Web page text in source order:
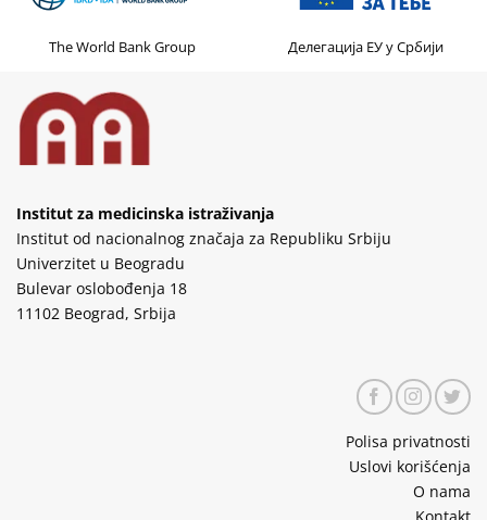
The World Bank Group Делегација ЕУ у Србији
Institut za medicinska istraživanja
Institut od nacionalnog značaja za Republiku Srbiju
Univerzitet u Beogradu
Bulevar oslobođenja 18
11102 Beograd, Srbija
Polisa privatnosti
Uslovi korišćenja
O nama